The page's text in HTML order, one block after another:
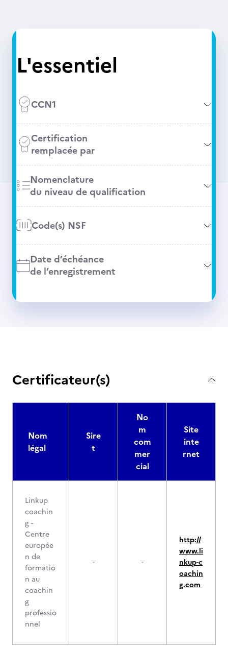
L'essentiel
CCN1
Certification
remplacée par
Nomenclature
du niveau de qualification
Code(s) NSF
Date d’échéance
de l’enregistrement
Certificateur(s)
Nom
légal
Sire
t
No
m
com
mer
cial
Site
inte
rnet
Linkup
coachin
g -
Centre
europée
n de
formatio
n au
coachin
g
professio
nnel
- -
http://
www.li
nkup-c
oachin
g.com